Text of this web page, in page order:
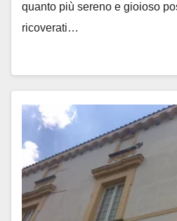
quanto più sereno e gioioso
ricoverati…